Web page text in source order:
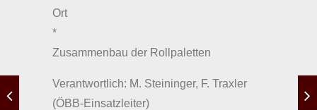
Ort
*
Zusammenbau der Rollpaletten
Verantwortlich: M. Steininger, F. Traxler
(ÖBB-Einsatzleiter)